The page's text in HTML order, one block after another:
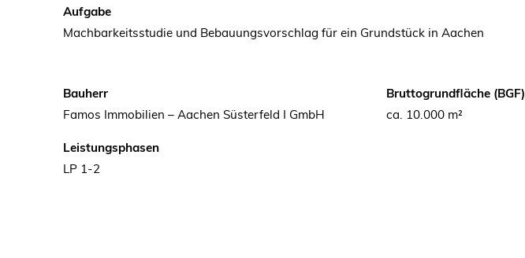
Aufgabe
Machbarkeitsstudie und Bebauungsvorschlag für ein Grundstück in Aachen
Bauherr
Famos Immobilien – Aachen Süsterfeld I GmbH
Leistungsphasen
LP 1-2
Bruttogrundfläche (BGF)
ca. 10.000 m²